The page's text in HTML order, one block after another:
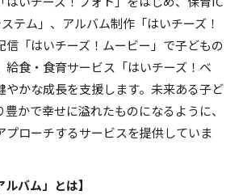
テム」、アルバム制作「はいチーズ！
信「はいチーズ！ムービー」で子どもの
給食・食育サービス「はいチーズ！ベ
やかな成長を支援します。未来ある子ど
かで幸せに溢れたものになるように、
プローチするサービスを提供していま
ルバム」とは】